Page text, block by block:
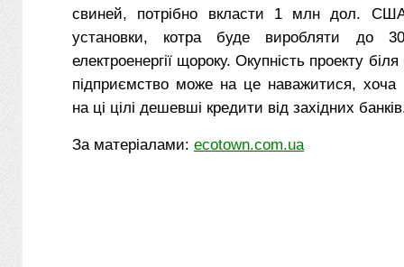
свиней, потрібно вкласти 1 млн дол. США
установки, котра буде виробляти до
електроенергії щороку. Окупність проекту
підприємство може на це наважитися,
на ці цілі дешевші кредити від західних
За матеріалами: ecotown.com.ua